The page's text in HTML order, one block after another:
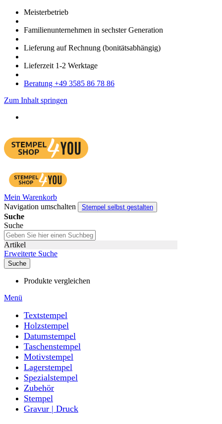
Meister­betrieb
Familien­unter­nehmen in sechster Gene­ration
Lieferung auf Rech­nung (bonitätsabhängig)
Liefer­zeit 1-2 Werk­tage
Bera­tung +49 3585 86 78 86
Zum Inhalt springen
Mein Warenkorb
Navigation umschalten
Stempel selbst gestalten
Suche
Suche
Artikel
Erweiterte Suche
Suche
Produkte vergleichen
Menü
Textstempel
Holzstempel
Datumstempel
Taschenstempel
Motivstempel
Lagerstempel
Spezialstempel
Zubehör
Stempel
Gravur | Druck